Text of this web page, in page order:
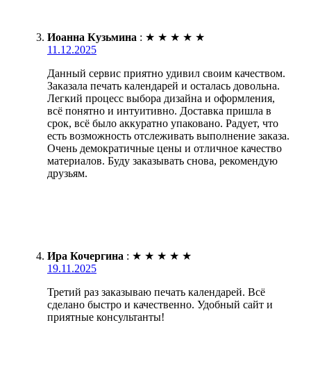
Иоанна Кузьмина : ★ ★ ★ ★ ★
11.12.2025
Данный сервис приятно удивил своим качеством.
Заказала печать календарей и осталась довольна.
Легкий процесс выбора дизайна и оформления,
всё понятно и интуитивно. Доставка пришла в
срок, всё было аккуратно упаковано. Радует, что
есть возможность отслеживать выполнение заказа.
Очень демократичные цены и отличное качество
материалов. Буду заказывать снова, рекомендую
друзьям.
Ира Кочергина : ★ ★ ★ ★ ★
19.11.2025
Третий раз заказываю печать календарей. Всё
сделано быстро и качественно. Удобный сайт и
приятные консультанты!